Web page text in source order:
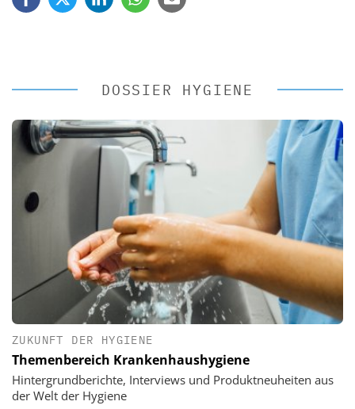
DOSSIER HYGIENE
ZUKUNFT DER HYGIENE
Themenbereich Krankenhaushygiene
Hintergrundberichte, Interviews und Produktneuheiten aus
der Welt der Hygiene